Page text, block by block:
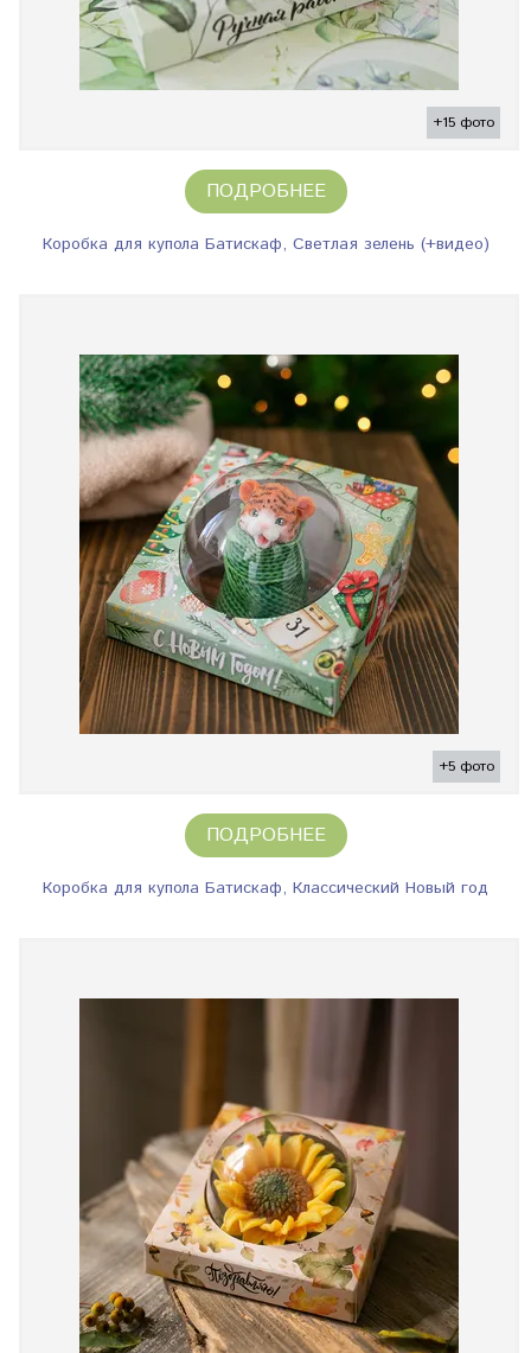
+15 фото
ПОДРОБНЕЕ
Коробка для купола Батискаф, Светлая зелень (+видео)
+5 фото
ПОДРОБНЕЕ
Коробка для купола Батискаф, Классический Новый год